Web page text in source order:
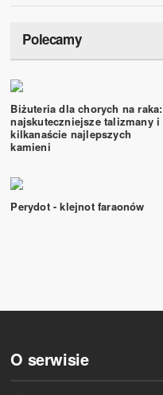
Polecamy
Biżuteria dla chorych na raka:
najskuteczniejsze talizmany i
kilkanaście najlepszych
kamieni
Perydot - klejnot faraonów
O serwisie